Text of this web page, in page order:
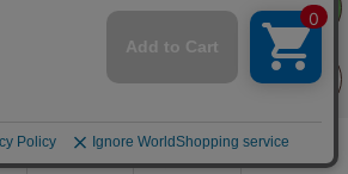
ガイド 店舗情報 ログイン
フェア
CORPORATION ALL Rights Reserved
え材料セット＜ニットブルゾン＞
リープレス7月号掲載商品 おしゃれ大好きニーナ 着せ